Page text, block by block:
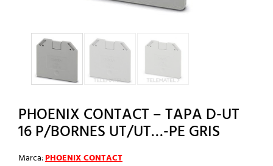
PHOENIX CONTACT – TAPA D-UT
16 P/BORNES UT/UT…-PE GRIS
Marca:PHOENIX CONTACT